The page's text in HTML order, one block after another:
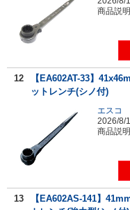
商品説明
12
【EA602AT-33】
ットレンチ(シノ付)
エスコ
2026/8/
商品説明
13
【EA602AS-141】